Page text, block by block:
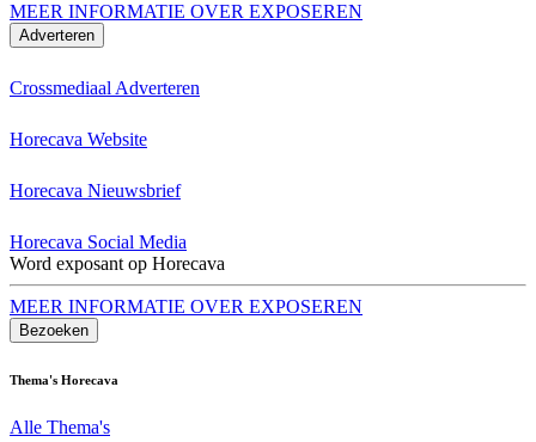
MEER INFORMATIE OVER EXPOSEREN
Adverteren
Crossmediaal Adverteren
Horecava Website
Horecava Nieuwsbrief
Horecava Social Media
Word exposant op Horecava
MEER INFORMATIE OVER EXPOSEREN
Bezoeken
Thema's Horecava
Alle Thema's